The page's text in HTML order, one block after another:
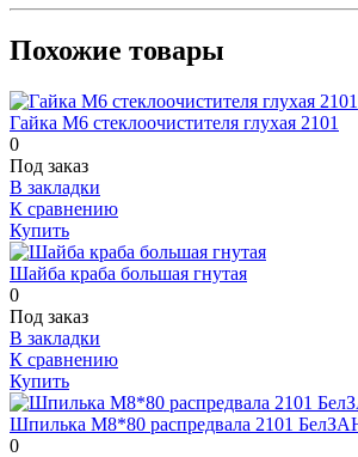
Похожие товары
Гайка М6 стеклоочистителя глухая 2101
0
Под заказ
В закладки
К сравнению
Купить
Шайба краба большая гнутая
0
Под заказ
В закладки
К сравнению
Купить
Шпилька М8*80 распредвала 2101
0